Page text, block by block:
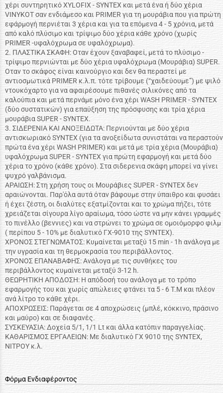
χέρι συντηρητικό XYLOFIX - SYNTEX και μετά ένα ή δύο χέρια
VINYKOT σαν ενδιάμεσο και PRIMER για τη μουράβια που για πρώτη
εφάρμογή περνιέται 3 χέρια και για τα επόμενα 4 - 5 χρόνια, μετά
από καλό πλύσιμο και τρίψιμο δύο χέρια κάθε χρόνο (χωρίς
PRIMER -υφαλόχρωμα σε υφαλόχρωμα).
2. ΠΛΑΣΤΙΚΑ ΣΚΑΦΗ: Οταν έχουν ξαναβαφεί, μετά το πλύσιμο -
τρίψιμο περνιώνται με δύο χέρια υφαλόχρωμα (Μουράβια) SUPER.
Οταν το σκάφος είναι καινούργιο και δεν θα περαστεί με
αντιοσμωτικά PRIMER κ.λ.π. τότε τρίβουμε (“χαιδεύουμε”) με ψιλό
ντουκόχαρτο για να αφαιρέσουμε πιθανές σιλικόνες από τα
καλούπια και μετά περνάμε μόνο ένα χέρι WASH PRIMER - SYNTEX
(δύο συστατικών) για επαύξηση της πρόσφυσης και τρία χέρια
μουράβια SUPER - SYNTEX.
3. ΣΙΔΕΡΕΝΙΑ ΚΑΙ ΑΝΟΞΕΙΔΩΤΑ: Περνιούνται με δύο χέρια
αντισκωριακό SYNTEX (για τα ανοξείδωτα συνιστάται να περαστούν
πρώτα ένα χέρι WASH PRIMER) και μετά με τρία χέρια (Μουράβια)
υφαλόχρωμα SUPER - SYNTEX για πρώτη εφαρμογή και μετά δύο
χέρια το χρόνο (κάθε χρόνο). Στα σιδερενια σκάφη μπορεί να γίνει
ψυχρό γαλβάνισμα.
ΑΡΑΙΩΣΗ: Στη χρήση τους οι Μουράβιες SUPER - SYNTEX δεν
αραιώνονται. Παρ'όλα αυτά όταν βάφουμε στην ύπαιθρο και φυσάει
ή έχει ζέστη, οι διαλύτες εξατμίζονται και το χρώμα πήζει, τότε
χρειάζεται σίγουρα λίγο αραίωμα, τόσο ώστε να μην κάνει γραμμές
το πινέλλο (βεννιες) και να στρώνει το χρώμα σε ομοιόμορφο φιλμ
( περίπου 5 - 10% με διαλυτικό ΓΧ-9010 της SΥΝΤΕΧ).
ΧΡΟΝΟΣ ΣΤΕΓΝΩΜΑΤΟΣ: Κυμαίνεται μεταξύ 15 min - 1h ανάλογα με
την υγρασία και τη θερμοκρασία του περιβάλλοντος.
ΧΡΟΝΟΣ ΕΠΑΝΑΒΑΦΗΣ: Ανάλογα με τις συνθήκες του
περιβάλλοντος κυμαίνεται μεταξύ 3-12 h.
ΘΕΩΡΗΤΙΚΗ ΑΠΟΔΟΣΗ: Η απόδοσή του ανάλογα με το τρόπο
εφαρμογής του και χωρίς απώλειες φτάνει τα 5 - 6 Τ.Μ και πλέον
ανά λίτρο το κάθε χέρι.
ΑΠΟΧΡΩΣΕΙΣ: Παράγεται σε 4 αποχρώσεις (μπλέ, κόκκινο, πράσινο
και μαύρο) και σε διαφανές.
ΣΥΣΚΕΥΑΣΙΑ: Δοχεία 5/1, 1/1 Lt και άλλα κατόπιν παραγγελίας.
ΚΑΘΑΡΙΣΜΟΣ ΕΡΓΑΛΕΙΩΝ: Με διαλυτικό ΓΧ 9010 της SYNTEX,
ΝΙΤΡΟΥ κ.λ.
Φόρμα Ενδιαφέροντος